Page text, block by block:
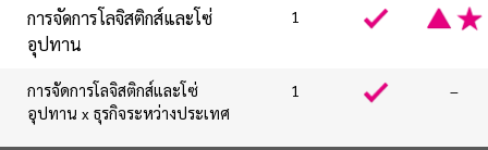
การจัดการโลจิสติกส์และโซ่
อุปทาน
1
การจัดการโลจิสติกส์และโซ่
อุปทาน x ธุรกิจระหว่างประเทศ
1 –